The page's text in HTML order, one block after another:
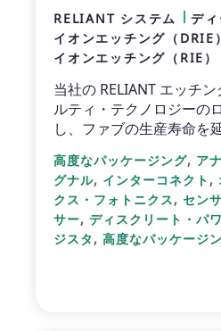
RELIANT システム
ディ
イオンエッチング（DRIE）
イオンエッチング（RIE）
当社の RELIANT エッチ
ルティ・テクノロジーの
し、ファブの生産寿命を
高度なパッケージング, ア
グナル, インターコネクト ,
クス・フォトニクス, セン
サー, ディスクリート・パ
ジスタ , 高度なパッケージ